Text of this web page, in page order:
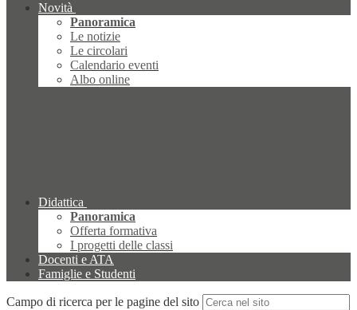
Novità
Panoramica
Le notizie
Le circolari
Calendario eventi
Albo online
Didattica
Panoramica
Offerta formativa
I progetti delle classi
Docenti e ATA
Famiglie e Studenti
Campo di ricerca per le pagine del sito